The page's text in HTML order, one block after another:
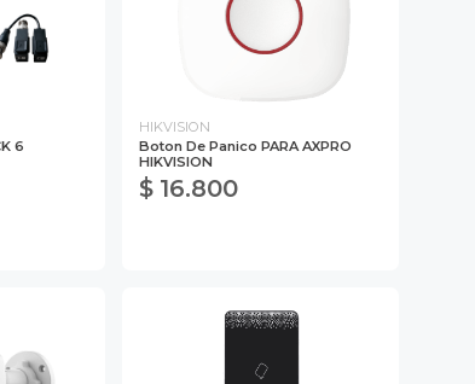
6
HIKVISION
Boton De Panico PARA AXPRO
HIKVISION
$ 16.800